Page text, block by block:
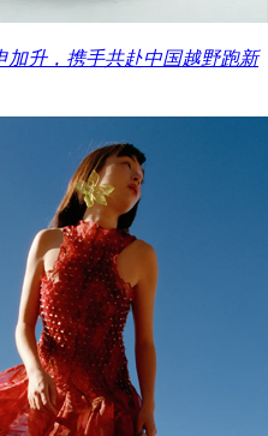
加升，携手共赴中国越野跑新